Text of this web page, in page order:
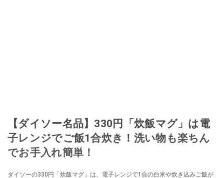
【ダイソー名品】330円「炊飯マグ」は電
子レンジでご飯1合炊き！洗い物も楽ちん
でお手入れ簡単！
ダイソーの330円「炊飯マグ」は、電子レンジで1合の白米や炊き込みご飯が